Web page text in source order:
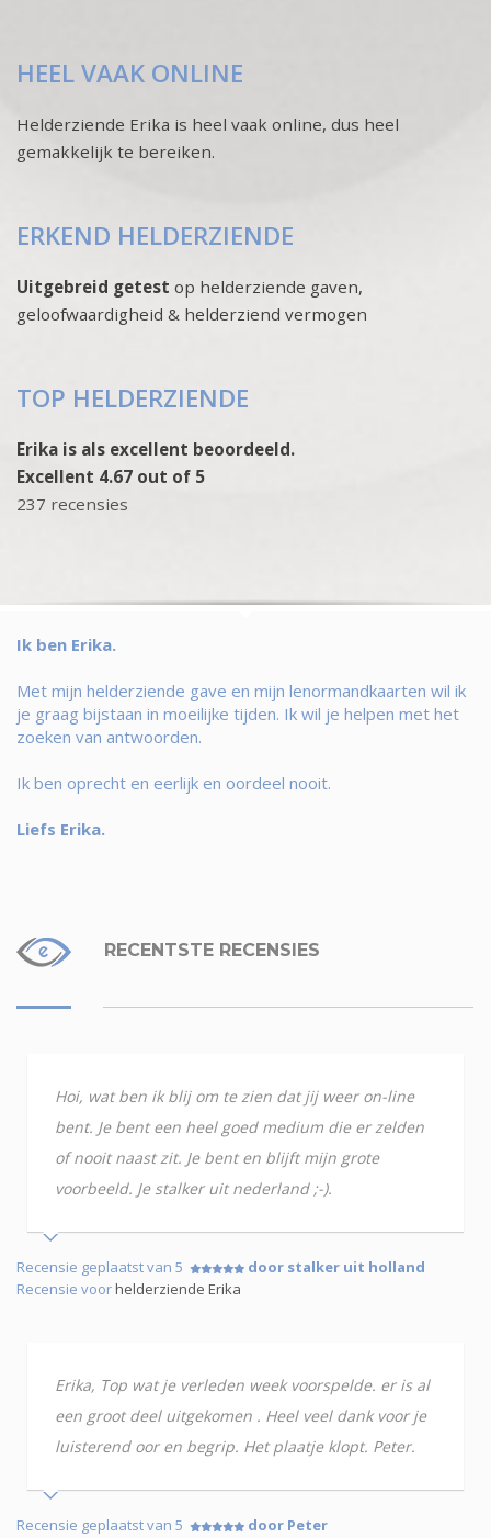
HEEL VAAK ONLINE
Helderziende Erika is heel vaak online, dus heel
gemakkelijk te bereiken.
ERKEND HELDERZIENDE
Uitgebreid getest op helderziende gaven,
geloofwaardigheid & helderziend vermogen
TOP HELDERZIENDE
Erika is als excellent beoordeeld.
Excellent 4.67 out of 5
237 recensies
Ik ben Erika.
Met mijn helderziende gave en mijn lenormandkaarten wil ik
je graag bijstaan in moeilijke tijden. Ik wil je helpen met het
zoeken van antwoorden.
Ik ben oprecht en eerlijk en oordeel nooit.
Liefs Erika.
RECENTSTE RECENSIES
Hoi, wat ben ik blij om te zien dat jij weer on-line
bent. Je bent een heel goed medium die er zelden
of nooit naast zit. Je bent en blijft mijn grote
voorbeeld. Je stalker uit nederland ;-).
Recensie geplaatst van 5
door stalker uit holland
Recensie voorhelderziende Erika
Erika, Top wat je verleden week voorspelde. er is al
een groot deel uitgekomen . Heel veel dank voor je
luisterend oor en begrip. Het plaatje klopt. Peter.
Recensie geplaatst van 5
door Peter